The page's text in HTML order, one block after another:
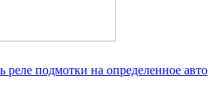
реле подмотки на определенное авто